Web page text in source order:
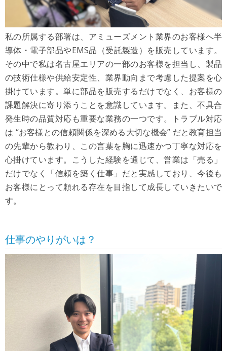
私の所属する部署は、アミューズメント業界のお客様へ半
導体・電子部品やEMS品（受託製造）を販売しています。
その中で私は名古屋エリアの一部のお客様を担当し、製品
の技術仕様や供給安定性、業界動向まで考慮した提案を心
掛けています。単に部品を販売するだけでなく、お客様の
課題解決に寄り添うことを意識しています。また、不具合
発生時の品質対応も重要な業務の一つです。トラブル対応
は “お客様との信頼関係を深める大切な機会” だと教育担当
の先輩から教わり、この言葉を胸に迅速かつ丁寧な対応を
心掛けています。こうした経験を通じて、営業は「売る」
だけでなく「信頼を築く仕事」だと実感しており、今後も
お客様にとって頼れる存在を目指して成長していきたいで
す。
仕事のやりがいは？